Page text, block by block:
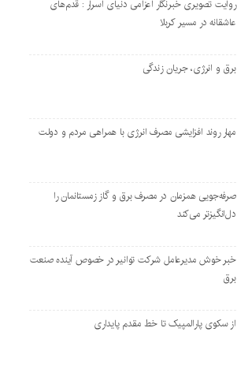
روایت تصویری خبرنگار اعزامی دنیای اسرار : قدم‌های
عاشقانه در مسیر کربلا
برق و انرژی، جریان زندگی
مهار روند افزایشی مصرف انرژی با همراهی مردم و دولت
صرفه‌جویی همزمان در مصرف برق و گاز زمستانمان را
دل‌انگیزتر می‌کند
خبر خوش مدیرعامل شرکت توانیر در خصوص آینده صنعت
برق
از سکوی پارالمپیک تا خط مقدم پایداری